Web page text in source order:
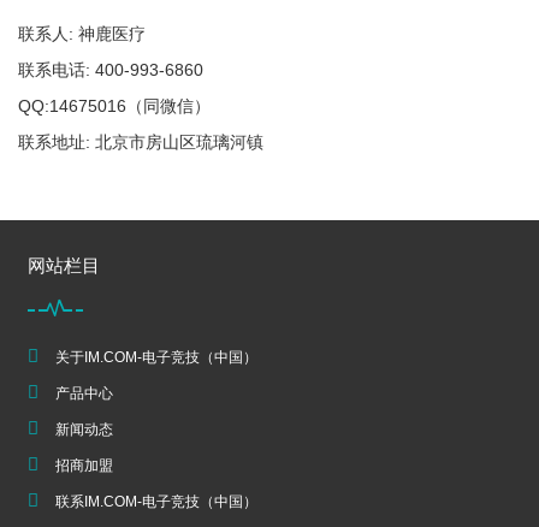
联系人: 神鹿医疗
联系电话: 400-993-6860
QQ:14675016（同微信）
联系地址: 北京市房山区琉璃河镇
网站栏目
关于IM.COM-电子竞技（中国）
产品中心
新闻动态
招商加盟
联系IM.COM-电子竞技（中国）